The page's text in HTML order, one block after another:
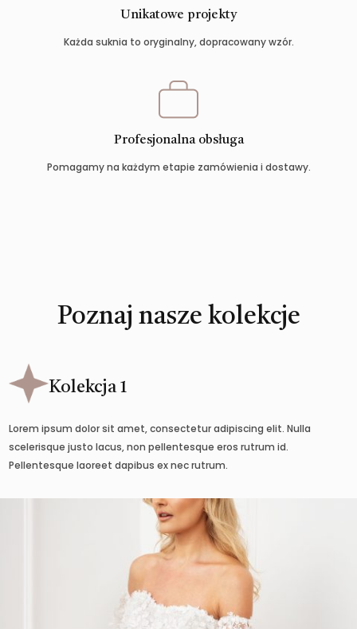
Unikatowe projekty
Każda suknia to oryginalny, dopracowany wzór.
Profesjonalna obsługa
Pomagamy na każdym etapie zamówienia i dostawy.
Poznaj nasze kolekcje
Kolekcja 1
Lorem ipsum dolor sit amet, consectetur adipiscing elit. Nulla
scelerisque justo lacus, non pellentesque eros rutrum id.
Pellentesque laoreet dapibus ex nec rutrum.